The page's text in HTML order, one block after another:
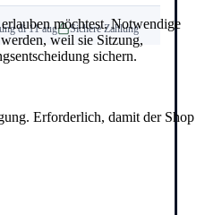
di 11 aug Sichere Zahlung
möchtest. Notwendige
weil sie Sitzung,
sichern.
Erforderlich, damit der Shop